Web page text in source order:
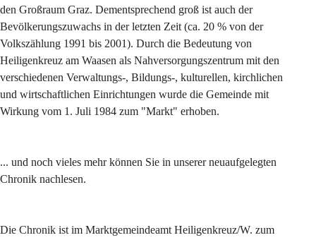
den Großraum Graz. Dementsprechend groß ist auch der
Bevölkerungszuwachs in der letzten Zeit (ca. 20 % von der
Volkszählung 1991 bis 2001). Durch die Bedeutung von
Heiligenkreuz am Waasen als Nahversorgungszentrum mit den
verschiedenen Verwaltungs-, Bildungs-, kulturellen, kirchlichen
und wirtschaftlichen Einrichtungen wurde die Gemeinde mit
Wirkung vom 1. Juli 1984 zum "Markt" erhoben.
... und noch vieles mehr können Sie in unserer neuaufgelegten
Chronik nachlesen.
Die Chronik ist im Marktgemeindeamt Heiligenkreuz/W. zum